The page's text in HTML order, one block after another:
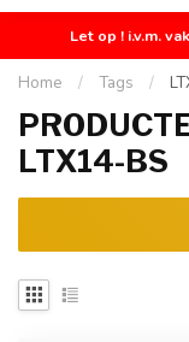
Let op ! i.v.m.
Home / Tags /
LTX14-BS